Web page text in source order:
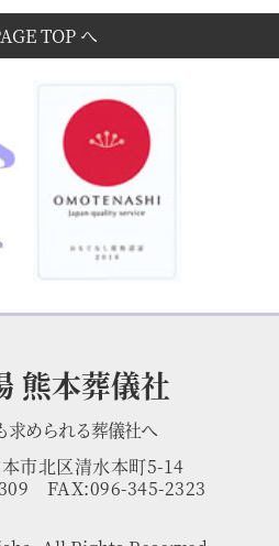
TOP へ
熊本葬儀社
求められる葬儀社へ
市北区清水本町5-14
FAX:096-345-2323